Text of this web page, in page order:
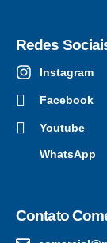
Redes
Instagram
Facebook
Youtube
WhatsApp
Contato